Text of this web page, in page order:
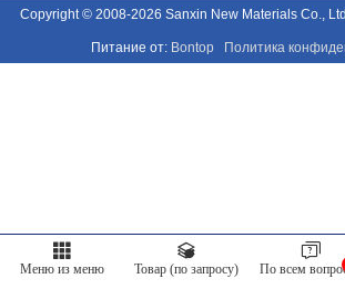
Copyright © 2008-2026 Sanxin New Materials Co.,
Питание от: Bontop Политика
Меню из меню Товар (по запросу) По всем